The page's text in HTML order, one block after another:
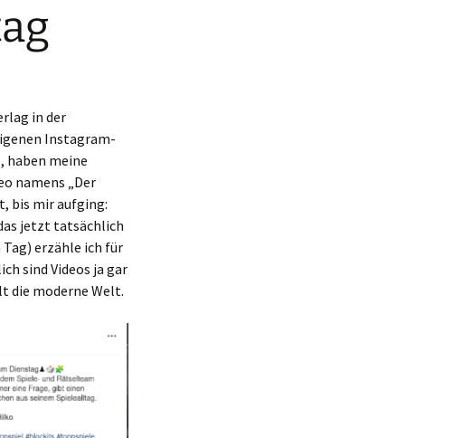
in der
Instagram-
haben meine
namens „Der
bis mir aufging:
jetzt tatsächlich
erzähle ich für
sind Videos ja gar
die moderne Welt.